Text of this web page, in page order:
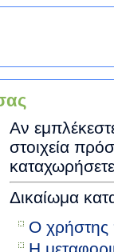
Αν
στοιχεία
Δικαίωμα
Ο χρήστης